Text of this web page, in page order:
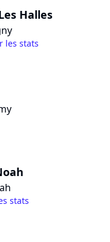
Halles
les stats
stats